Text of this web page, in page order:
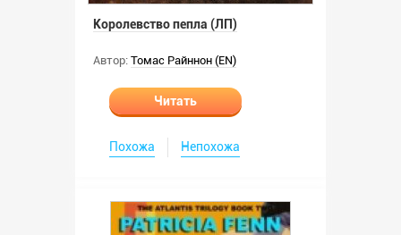
Королевство пепла (ЛП)
Автор: Томас Райннон (EN)
Читать
Похожа Непохожа